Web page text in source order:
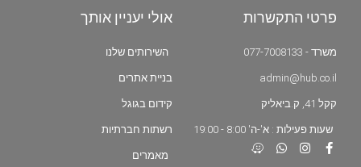
פרטי התקשרות
משרד - 077-7008133
admin@hub.co.il
קקל 41, ק.ביאליק
שעות פעילות : א'-ה' 8:00 - 19:00
אולי יעניין אותך
השירותים שלנו
בניית אתרים
קידום בגוגל
רשתות חברתיות
מאמרים